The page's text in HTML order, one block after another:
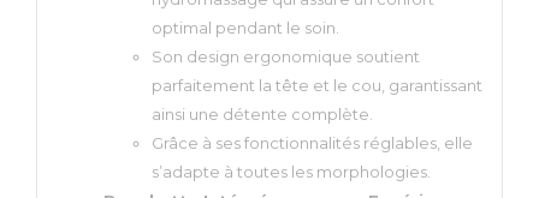
optimal pendant le soin.
Son design ergonomique soutient
parfaitement la tête et le cou, garantissant
ainsi une détente complète.
Grâce à ses fonctionnalités réglables, elle
s’adapte à toutes les morphologies.